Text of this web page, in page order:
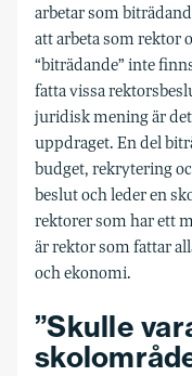
arbetar som
att arbeta som rektor
“biträdande” inte
fatta vissa
juridisk mening är
uppdraget. En del
budget, rekrytering
beslut och leder en
rektorer som har ett
är rektor som fattar
och ekonomi.
”Skulle